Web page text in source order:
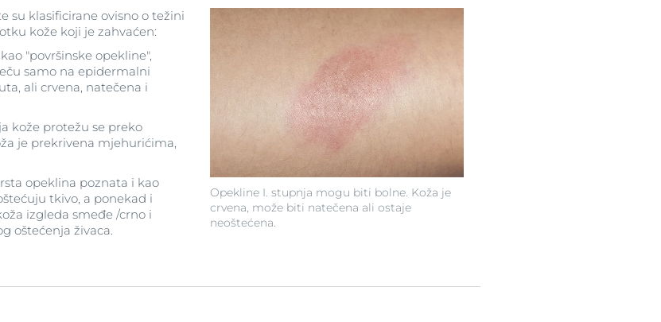
Opekline I. stupnja mogu biti bolne. Koža je
crvena, može biti natečena ali ostaje
neoštećena.
su klasificirane ovisno o težini
kože koji je zahvaćen:
"površinske opekline",
samo na epidermalni
ali crvena, natečena i
kože protežu se preko
je prekrivena mjehurićima,
opeklina poznata i kao
tkivo, a ponekad i
izgleda smeđe /crno i
oštećenja živaca.